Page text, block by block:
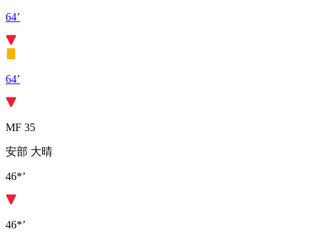
64’
64’
MF 35
安部 大晴
46*’
46*’